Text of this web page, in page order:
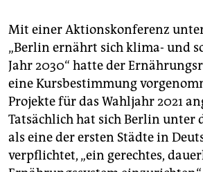
Mit einer Aktionskonferenz
„Berlin ernährt sich klima- und
Jahr 2030“ hatte der
eine Kursbestimmung
Projekte für das Wahljahr 2021
Tatsächlich hat sich Berlin unter
als eine der ersten Städte in
verpflichtet, „ein gerechtes,